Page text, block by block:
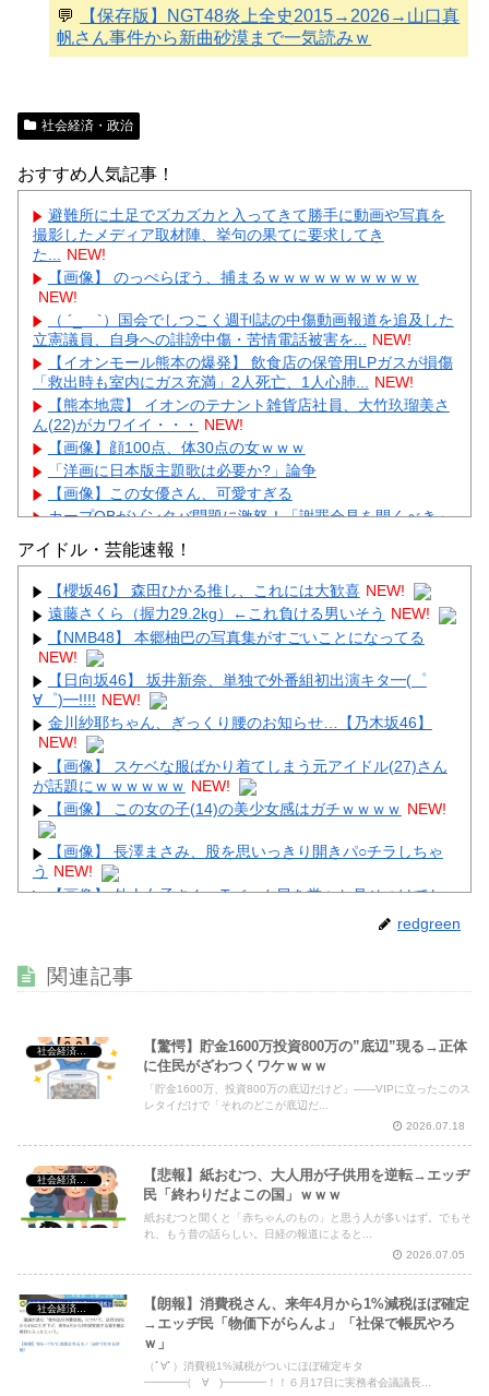
💬
【保存版】NGT48炎上全史2015→2026→山口真
帆さん事件から新曲砂漠まで一気読みｗ
社会経済・政治
おすすめ人気記事！
避難所に土足でズカズカと入ってきて勝手に動画や写真を
撮影したメディア取材陣、挙句の果てに要求してき
た...
NEW!
【画像】 のっぺらぼう、捕まるｗｗｗｗｗｗｗｗｗｗ
NEW!
（ ´_ゝ`）国会でしつこく週刊誌の中傷動画報道を追及した
立憲議員、自身への誹謗中傷・苦情電話被害を...
NEW!
【イオンモール熊本の爆発】 飲食店の保管用LPガスが損傷
「救出時も室内にガス充満」2人死亡、1人心肺...
NEW!
【熊本地震】 イオンのテナント雑貨店社員、大竹玖瑠美さ
ん(22)がカワイイ・・・
NEW!
【画像】顔100点、体30点の女ｗｗｗ
「洋画に日本版主題歌は必要か?」論争
【画像】この女優さん、可愛すぎる
カープOBがゾンタバ問題に激怒！「謝罪会見を開くべき」
【画像】顔100点、体30点の女ｗｗｗ
Powered by livedoor 相互RSS
アイドル・芸能速報！
【櫻坂46】 森田ひかる推し、これには大歓喜 NEW!
遠藤さくら（握力29.2kg）←これ負ける男いそう NEW!
【NMB48】 本郷柚巴の写真集がすごいことになってる
NEW!
【日向坂46】 坂井新奈、単独で外番組初出演キタ━(゜
∀゜)━!!!! NEW!
金川紗耶ちゃん、ぎっくり腰のお知らせ…【乃木坂46】
NEW!
【画像】 スケベな服ばかり着てしまう元アイドル(27)さん
が話題にｗｗｗｗｗｗ NEW!
【画像】 この女の子(14)の美少女感はガチｗｗｗｗ NEW!
【画像】 長澤まさみ、股を思いっきり開きパ○チラしちゃ
う NEW!
【画像】 外人女子さん、Tバック尻を堂々と見せつけてし
【画像】 グラドル中村静香、ブラ姿の乳で女の色気全開
Powered by livedoor 相互RSS
redgreen
関連記事
社会経済・政治
【驚愕】貯金1600万投資800万の”底辺”現る→正体
に住民がざわつくワケｗｗｗ
「貯金1600万、投資800万の底辺だけど」――VIPに立ったこのス
レタイだけで「それのどこが底辺だ...
2026.07.18
社会経済・政治
【悲報】紙おむつ、大人用が子供用を逆転→エッヂ
民「終わりだよこの国」ｗｗｗ
紙おむつと聞くと「赤ちゃんのもの」と思う人が多いはず。でもそ
れ、もう昔の話らしい。日経の報道によると...
2026.07.05
社会経済・政治
【朗報】消費税さん、来年4月から1%減税ほぼ確定
→エッヂ民「物価下がらんよ」「社保で帳尻やろ
ｗ」
（ﾟ∀ﾟ）消費税1%減税がついにほぼ確定キタ
━━━━(゚∀゚)━━━━！！６月17日に実務者会議議長...